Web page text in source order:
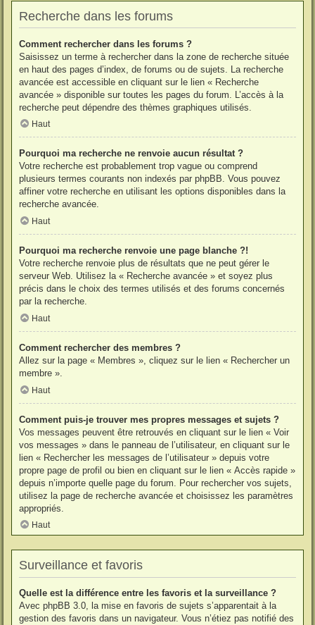
Recherche dans les forums
Comment rechercher dans les forums ?
Saisissez un terme à rechercher dans la zone de recherche située
en haut des pages d’index, de forums ou de sujets. La recherche
avancée est accessible en cliquant sur le lien « Recherche
avancée » disponible sur toutes les pages du forum. L’accès à la
recherche peut dépendre des thèmes graphiques utilisés.
Haut
Pourquoi ma recherche ne renvoie aucun résultat ?
Votre recherche est probablement trop vague ou comprend
plusieurs termes courants non indexés par phpBB. Vous pouvez
affiner votre recherche en utilisant les options disponibles dans la
recherche avancée.
Haut
Pourquoi ma recherche renvoie une page blanche ?!
Votre recherche renvoie plus de résultats que ne peut gérer le
serveur Web. Utilisez la « Recherche avancée » et soyez plus
précis dans le choix des termes utilisés et des forums concernés
par la recherche.
Haut
Comment rechercher des membres ?
Allez sur la page « Membres », cliquez sur le lien « Rechercher un
membre ».
Haut
Comment puis-je trouver mes propres messages et sujets ?
Vos messages peuvent être retrouvés en cliquant sur le lien « Voir
vos messages » dans le panneau de l’utilisateur, en cliquant sur le
lien « Rechercher les messages de l’utilisateur » depuis votre
propre page de profil ou bien en cliquant sur le lien « Accès rapide »
depuis n’importe quelle page du forum. Pour rechercher vos sujets,
utilisez la page de recherche avancée et choisissez les paramètres
appropriés.
Haut
Surveillance et favoris
Quelle est la différence entre les favoris et la surveillance ?
Avec phpBB 3.0, la mise en favoris de sujets s’apparentait à la
gestion des favoris dans un navigateur. Vous n’étiez pas notifié des